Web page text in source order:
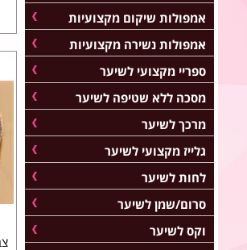
אמפולות שיקום מקצועיות
אמפולות נשירה מקצועיות
ספריי מקצועי לשיער
מסכה ללא שטיפה לשיער
מרכך לשיער
גלייז מקצועי לשיער
לחות לשיער
סרום/שמן לשיער
וקס לשיער